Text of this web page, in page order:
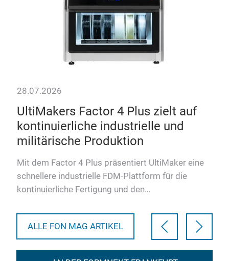
28.07.2026
UltiMakers Factor 4 Plus zielt auf
kontinuierliche industrielle und
militärische Produktion
Mit dem Factor 4 Plus präsentiert UltiMaker eine
schnellere industrielle FDM-Plattform für die
kontinuierliche Fertigung und den
ALLE FON MAG ARTIKEL